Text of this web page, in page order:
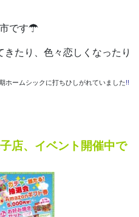
市です☂
たり、色々恋しくなったり
ホームシックに打ちひしがれていました!!
店、イベント開催中で